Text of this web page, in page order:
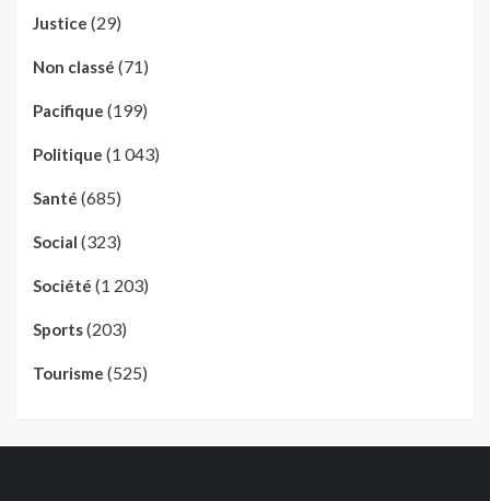
Justice (29)
Non classé (71)
Pacifique (199)
Politique (1 043)
Santé (685)
Social (323)
Société (1 203)
Sports(203)
Tourisme (525)